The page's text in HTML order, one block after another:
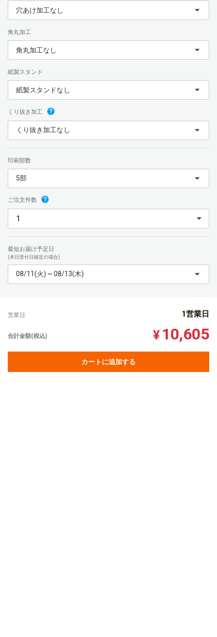
穴あけ加工なし
角丸加工
角丸加工なし
紙製スタンド
紙製スタンドなし
くり抜き加工
くり抜き加工なし
印刷部数
5部
ご注文件数
最短お届け予定日
(本日受付日確定の場合)
08/11(火) ~ 08/13(木)
営業日 1営業日
合計金額(税込) ¥ 10,605
カートに追加する